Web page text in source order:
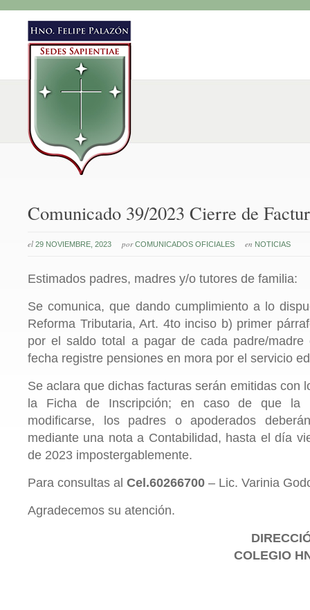
Comunicado 39/2023 Cierre de
el 29 NOVIEMBRE, 2023 por COMUNICADOS OFICIALES en NOTICIAS
Estimados padres, madres y/o tutores de familia:
Se comunica, que dando cumplimiento a lo
Reforma Tributaria, Art. 4to inciso b) primer
por el saldo total a pagar de cada padre/
fecha registre pensiones en mora por el servicio
Se aclara que dichas facturas serán emitidas con
la Ficha de Inscripción; en caso de que la
modificarse, los padres o apoderados
mediante una nota a Contabilidad, hasta el día
de 2023 impostergablemente.
Para consultas al Cel.60266700 – Lic. Varinia
Agradecemos su atención.
COLEGIO